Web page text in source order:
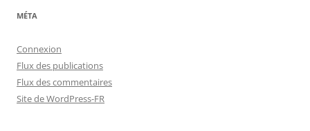
MÉTA
Connexion
Flux des publications
Flux des commentaires
Site de WordPress-FR